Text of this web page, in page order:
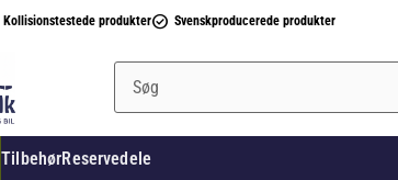
Kollisionstestede produkter Svenskproducerede produkter
TilbehørReservedele